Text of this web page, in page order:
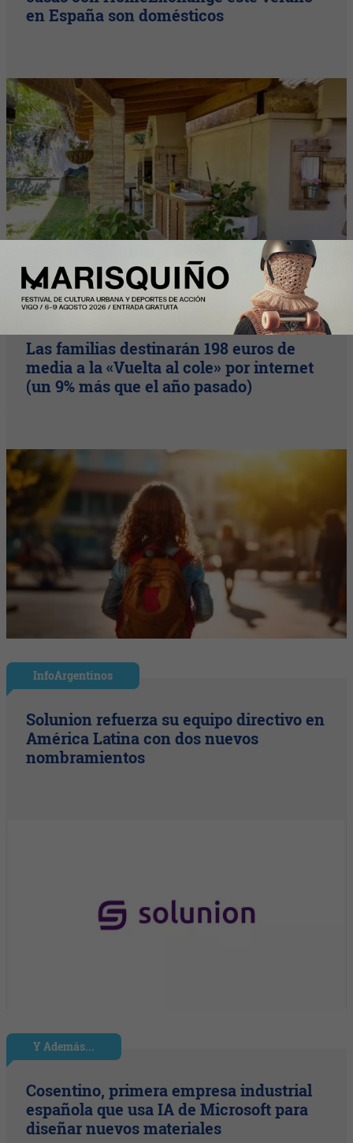
en España son domésticos
Nota Principal
Las familias destinarán 198 euros de
media a la «Vuelta al cole» por internet
(un 9% más que el año pasado)
InfoArgentinos
Solunion refuerza su equipo directivo en
América Latina con dos nuevos
nombramientos
Y Además...
Cosentino, primera empresa industrial
española que usa IA de Microsoft para
diseñar nuevos materiales